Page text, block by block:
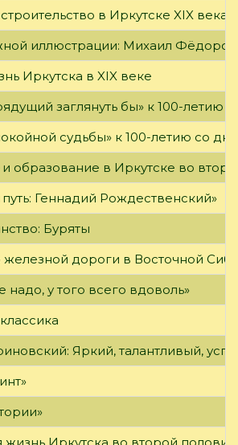
в Иркутске XIX века
иллюстрации: Михаил Фёдоров
Иркутска в XIX веке
заглянуть бы» к 100-летию
судьбы» к 100-летию со
образование в Иркутске во
Геннадий Рождественский»
Буряты
железной дороги в Восточной
надо, у того всего вдоволь»
Яркий, талантливый,